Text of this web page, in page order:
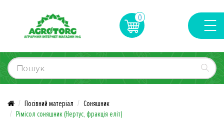
0
Посівний матеріал
Соняшник
Рімісол соняшник (Нертус, фракція еліт)